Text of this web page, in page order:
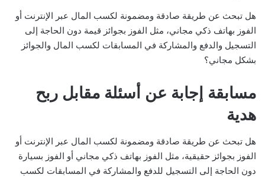
هل تبحث عن طريقة صادقة ومضمونة لكسب المال عبر الإنترنت أو
الفوز بهاتف ذكي مجاني، مثل الفوز بجوائز قيمة دون الحاجة إلى
التسجيل والدفع والمشاركة في المسابقات لكسب المال والجوائز
بشكل مجاني؟
مسابقة إجابة عن أسئلة مقابل ربح
هدية
هل تبحث عن طريقة صادقة ومضمونة لكسب المال عبر الإنترنت أو
الفوز بجوائز حقيقية، مثل الفوز بهاتف ذكي مجاني أو الفوز بسيارة
دون الحاجة إلى التسجيل للدفع والمشاركة في المسابقات لكسب